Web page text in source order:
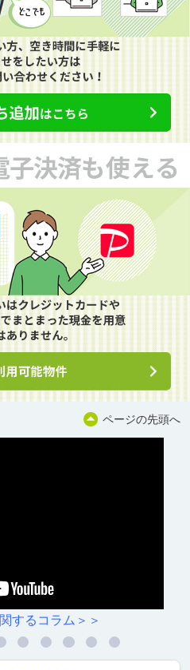
ページの先頭へ
するコラム＞＞